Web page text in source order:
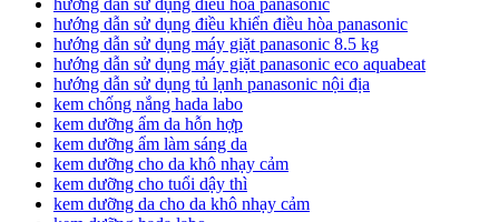
hướng dẫn sử dụng điều khiển điều hòa panasonic
hướng dẫn sử dụng máy giặt panasonic 8.5 kg
hướng dẫn sử dụng máy giặt panasonic eco aquabeat
hướng dẫn sử dụng tủ lạnh panasonic nội địa
kem chống nắng hada labo
kem dưỡng ẩm da hỗn hợp
kem dưỡng ẩm làm sáng da
kem dưỡng cho da khô nhạy cảm
kem dưỡng cho tuổi dậy thì
kem dưỡng da cho da khô nhạy cảm